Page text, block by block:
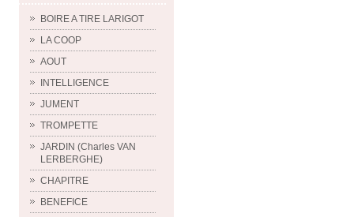
BOIRE A TIRE LARIGOT
LA COOP
AOUT
INTELLIGENCE
JUMENT
TROMPETTE
JARDIN (Charles VAN
LERBERGHE)
CHAPITRE
BENEFICE